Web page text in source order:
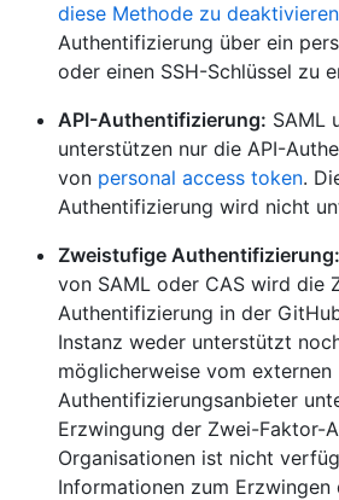
diese Methode zu deaktivieren
Authentifizierung über ein
oder einen SSH-Schlüssel zu
API-Authentifizierung: SAML
unterstützen nur die API-
von personal access token.
Authentifizierung wird nicht
Zweistufige Authentifizierung:
von SAML oder CAS wird die
Authentifizierung in der
Instanz weder unterstützt
möglicherweise vom externen
Authentifizierungsanbieter
Erzwingung der Zwei-Faktor-
Organisationen ist nicht
Informationen zum